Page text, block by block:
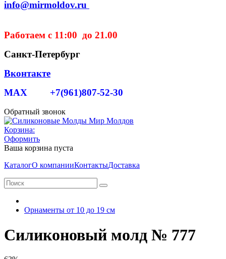
info@mirmoldov.ru
Работаем с 11:00 до 21.00
Санкт-Петербург
Вконтакте
MAX +7(961)807-52-30
Обратный звонок
Корзина:
Оформить
Ваша корзина пуста
КаталогО компанииКонтактыДоставка
Орнаменты от 10 до 19 см
Силиконовый молд № 777